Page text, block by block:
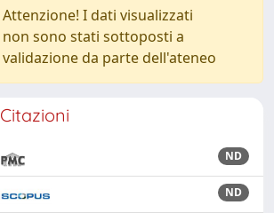
Attenzione! I dati visualizzati
non sono stati sottoposti a
validazione da parte dell'ateneo
Citazioni
ND
ND